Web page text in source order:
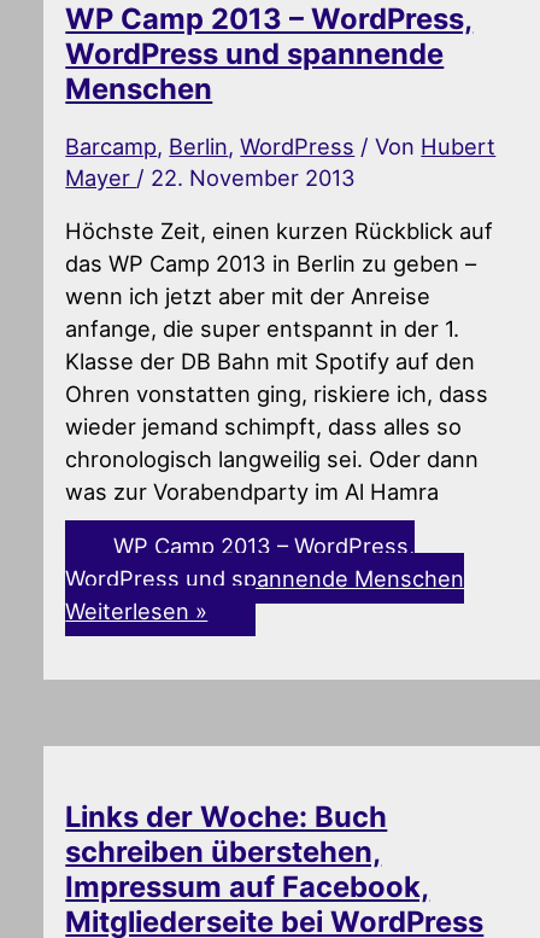
WP Camp 2013 – WordPress,
WordPress und spannende
Menschen
Barcamp, Berlin,WordPress / Von Hubert
Mayer / 22. November 2013
Höchste Zeit, einen kurzen Rückblick auf
das WP Camp 2013 in Berlin zu geben –
wenn ich jetzt aber mit der Anreise
anfange, die super entspannt in der 1.
Klasse der DB Bahn mit Spotify auf den
Ohren vonstatten ging, riskiere ich, dass
wieder jemand schimpft, dass alles so
chronologisch langweilig sei. Oder dann
was zur Vorabendparty im Al Hamra
WP Camp 2013 – WordPress,
WordPress und spannende Menschen
Weiterlesen »
Links der Woche: Buch
schreiben überstehen,
Impressum auf Facebook,
Mitgliederseite bei WordPress